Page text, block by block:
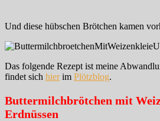
Und diese hübschen Brötchen kamen
Das folgende Rezept ist meine
findet sich hierim Plötzblog.
Buttermilchbrötchen mit
Erdnüssen